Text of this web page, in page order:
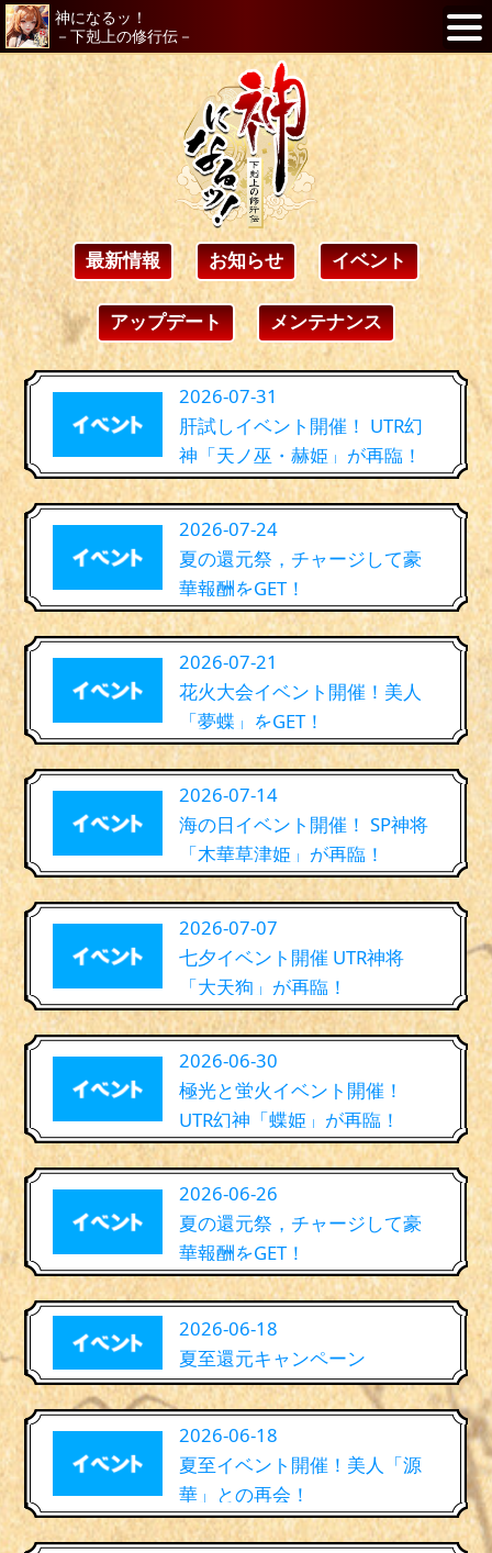
神になるッ！
－下剋上の修行伝－
最新情報 お知らせ イベント
アップデート メンテナンス
2026-07-31
肝試しイベント開催！ UTR幻
神「天ノ巫・赫姫」が再臨！
2026-07-24
夏の還元祭，チャージして豪
華報酬をGET！
2026-07-21
花火大会イベント開催！美人
「夢蝶」をGET！
2026-07-14
海の日イベント開催！ SP神将
「木華草津姫」が再臨！
2026-07-07
七夕イベント開催 UTR神将
「大天狗」が再臨！
2026-06-30
極光と蛍火イベント開催！
UTR幻神「蝶姫」が再臨！
2026-06-26
夏の還元祭，チャージして豪
華報酬をGET！
2026-06-18
夏至還元キャンペーン
2026-06-18
夏至イベント開催！美人「源
華」との再会！